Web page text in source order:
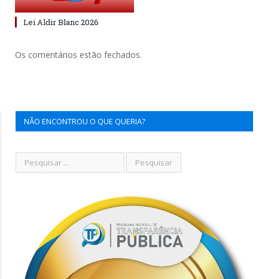
Lei Aldir Blanc 2026
Os comentários estão fechados.
NÃO ENCONTROU O QUE QUERIA?